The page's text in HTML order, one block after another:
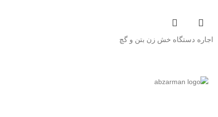
اجاره دستگاه خش زن بتن و گچ